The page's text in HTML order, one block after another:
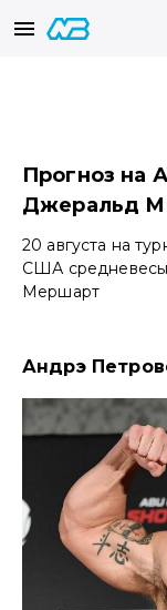
Прогноз на
Джеральд
20 августа на
США
Мершарт
Андрэ